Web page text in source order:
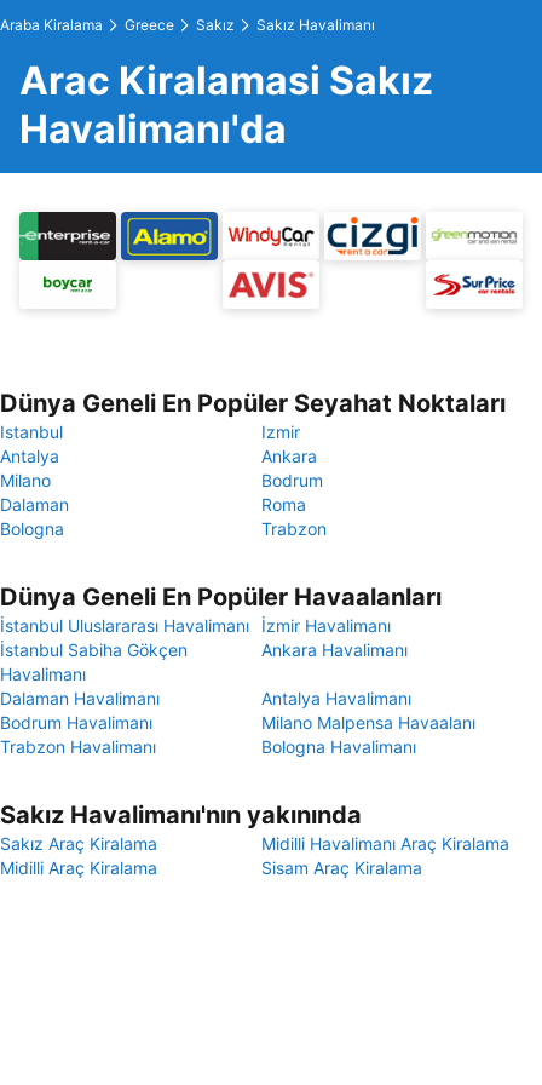
Araba Kiralama Greece Sakız Sakız Havalimanı
Arac Kiralamasi Sakız
Havalimanı'da
Dünya Geneli En Popüler Seyahat Noktaları
Istanbul
Izmir
Antalya
Ankara
Milano
Bodrum
Dalaman
Roma
Bologna
Trabzon
Dünya Geneli En Popüler Havaalanları
İstanbul Uluslararası Havalimanı
İzmir Havalimanı
İstanbul Sabiha Gökçen
Havalimanı
Ankara Havalimanı
Dalaman Havalimanı
Antalya Havalimanı
Bodrum Havalimanı
Milano Malpensa Havaalanı
Trabzon Havalimanı
Bologna Havalimanı
Sakız Havalimanı'nın yakınında
Sakız Araç Kiralama
Midilli Havalimanı Araç Kiralama
Midilli Araç Kiralama
Sisam Araç Kiralama